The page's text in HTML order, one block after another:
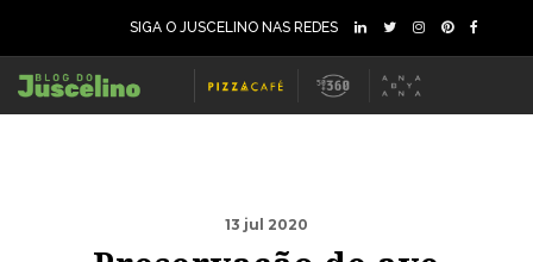
SIGA O JUSCELINO NAS REDES
13 jul 2020